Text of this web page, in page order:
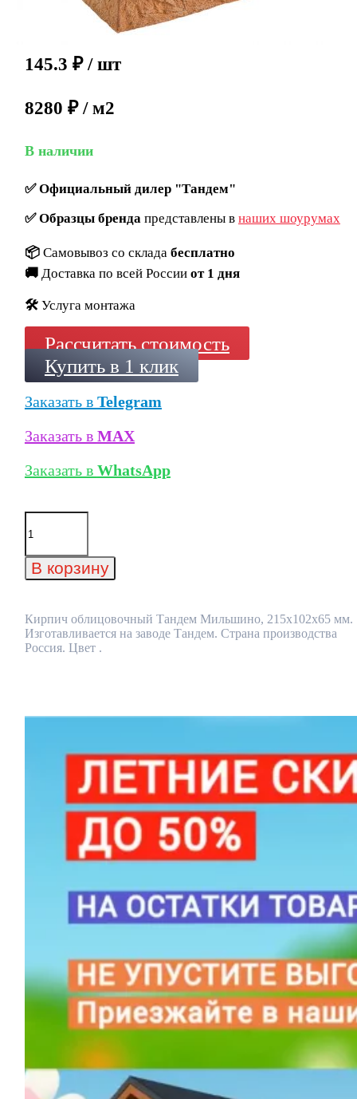
145.3 ₽ / шт
8280 ₽ / м2
В наличии
✅Официальный дилер "Тандем"
✅Образцы брендапредставлены в наших шоурумах
📦 Самовывоз со склада бесплатно
🚚 Доставка по всей России от 1 дня
🛠️ Услуга монтажа
Рассчитать стоимость
Купить в 1 клик
Заказать в Telegram
Заказать в MAX
Заказать в WhatsApp
Количество
товара
облицовочный
Тандем
мм
В корзину
Кирпич облицовочный Тандем Мильшино, 215x102x65 мм.
Изготавливается на заводе Тандем. Страна производства
Россия. Цвет .